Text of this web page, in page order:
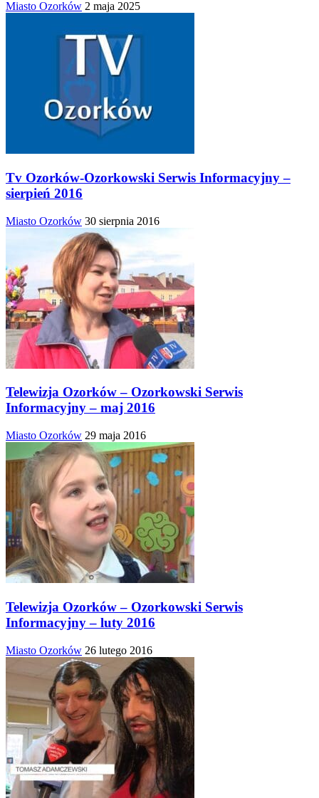
Miasto Ozorków 2 maja 2025
Tv Ozorków-Ozorkowski Serwis Informacyjny –
sierpień 2016
Miasto Ozorków 30 sierpnia 2016
Telewizja Ozorków – Ozorkowski Serwis
Informacyjny – maj 2016
Miasto Ozorków 29 maja 2016
Telewizja Ozorków – Ozorkowski Serwis
Informacyjny – luty 2016
Miasto Ozorków 26 lutego 2016